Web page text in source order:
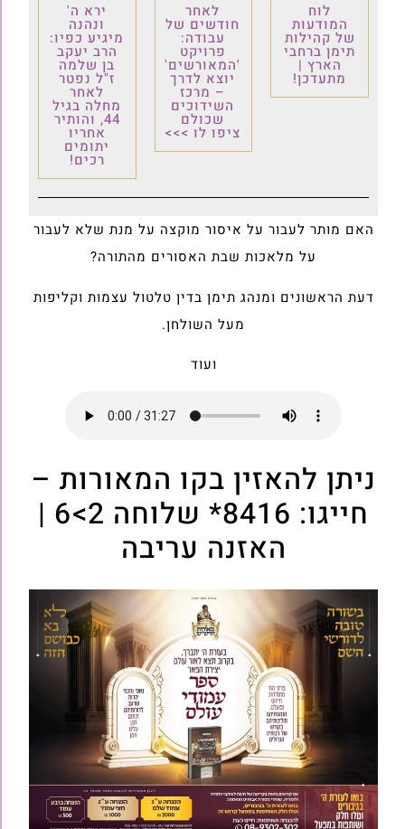
לוח
המודעות
של קהילות
תימן ברחבי
הארץ |
מתעדכן!
לאחר
חודשים של
עבודה:
פרויקט
'המאורשים'
יוצא לדרך
– מרכז
השידוכים
שכולם
ציפו לו >>>
ירא ה'
ונהנה
מיגיע כפיו:
הרב יעקב
בן שלמה
ז"ל נפטר
לאחר
מחלה בגיל
44, והותיר
אחריו
יתומים
רכים!
האם מותר לעבור על איסור מוקצה על מנת שלא לעבור
על מלאכות שבת האסורים מהתורה?
דעת הראשונים ומנהג תימן בדין טלטול עצמות וקליפות
מעל השולחן.
ועוד
ניתן להאזין בקו המאורות –
חייגו: 8416* שלוחה 2>6 |
האזנה עריבה